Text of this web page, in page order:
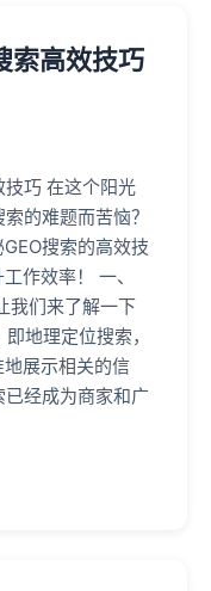
索高效技巧
技巧 在这个阳光
的难题而苦恼？
搜索的高效技
作效率！ 一、
我们来了解一下
地理定位搜索，
展示相关的信
经成为商家和广